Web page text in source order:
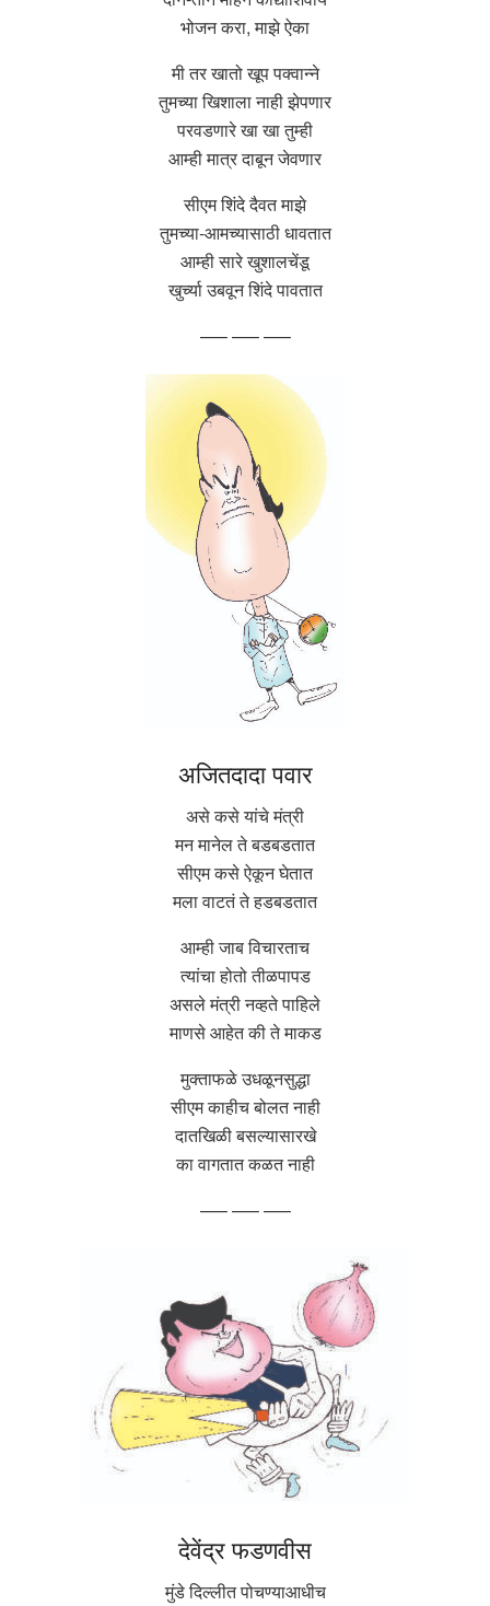
भोजन करा, माझे ऐका
मी तर खातो खूप पक्वान्ने
तुमच्या खिशाला नाही झेपणार
परवडणारे खा खा तुम्ही
आम्ही मात्र दाबून जेवणार
सीएम शिंदे दैवत माझे
तुमच्या-आमच्यासाठी धावतात
आम्ही सारे खुशालचेंडू
खुर्च्या उबवून शिंदे पावतात
—– —– —–
अजितदादा पवार
असे कसे यांचे मंत्री
मन मानेल ते बडबडतात
सीएम कसे ऐकून घेतात
मला वाटतं ते हडबडतात
आम्ही जाब विचारताच
त्यांचा होतो तीळपापड
असले मंत्री नव्हते पाहिले
माणसे आहेत की ते माकड
मुक्ताफळे उधळूनसुद्धा
सीएम काहीच बोलत नाही
दातखिळी बसल्यासारखे
का वागतात कळत नाही
—– —– —–
देवेंद्र फडणवीस
मुंडे दिल्लीत पोचण्याआधीच